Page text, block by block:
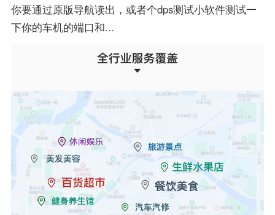
你要通过原版导航读出，或者个dps测试小软件测试一
下你的车机的端口和...